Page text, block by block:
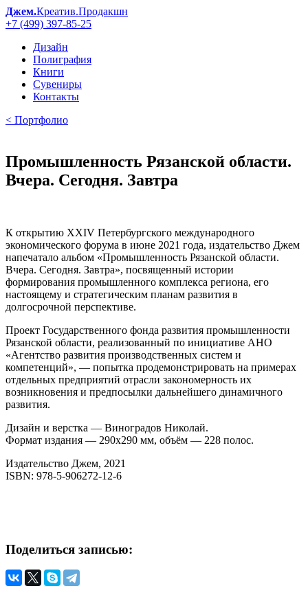
Джем.Креатив.Продакшн
+7 (499) 397-85-25
Дизайн
Полиграфия
Книги
Сувениры
Контакты
< Портфолио
Промышленность Рязанской области.
Вчера. Сегодня. Завтра
К открытию XXIV Петербургского международного
экономического форума в июне 2021 года, издательство Джем
напечатало альбом «Промышленность Рязанской области.
Вчера. Сегодня. Завтра», посвященный истории
формирования промышленного комплекса региона, его
настоящему и стратегическим планам развития в
долгосрочной перспективе.
Проект Государственного фонда развития промышленности
Рязанской области, реализованный по инициативе АНО
«Агентство развития производственных систем и
компетенций», — попытка продемонстрировать на примерах
отдельных предприятий отрасли закономерность их
возникновения и предпосылки дальнейшего динамичного
развития.
Дизайн и верстка — Виноградов Николай.
Формат издания — 290х290 мм, объём — 228 полос.
Издательство Джем, 2021
ISBN: 978-5-906272-12-6
Поделиться записью: